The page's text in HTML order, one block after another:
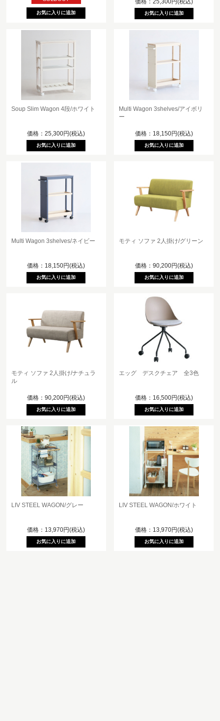
Soup Slim Wagon 4段/ホワイト
価格：25,300円(税込)
Multi Wagon 3shelves/アイボリ
ー
価格：18,150円(税込)
Multi Wagon 3shelves/ネイビー
価格：18,150円(税込)
モティ ソファ 2人掛け/グリーン
価格：90,200円(税込)
モティ ソファ 2人掛け/ナチュラ
ル
価格：90,200円(税込)
エッグ デスクチェア 全3色
価格：16,500円(税込)
LIV STEEL WAGON/グレー
価格：13,970円(税込)
LIV STEEL WAGON/ホワイト
価格：13,970円(税込)